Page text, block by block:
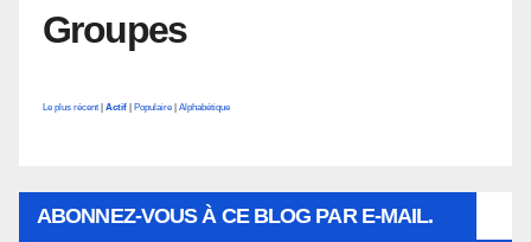
Groupes
Le plus récent Actif Populaire Alphabétique
ABONNEZ-VOUS À CE BLOG PAR E-MAIL.